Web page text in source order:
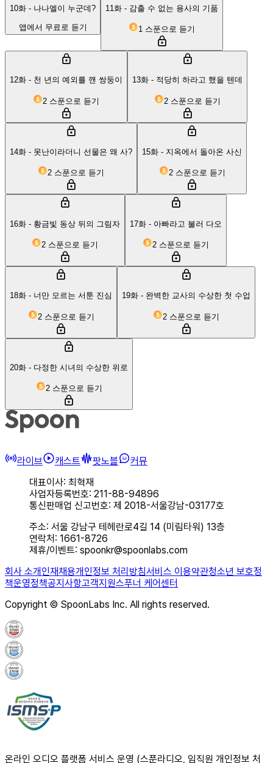
10화 - 나나엘이 누군데?
앱에서 무료로 듣기
11화 - 감출 수 없는 용사의 기품
1 스푼으로 듣기
12화 - 천 년의 예외를 깬 쌍둥이
2 스푼으로 듣기
13화 - 적당히 하라고 했을 텐데
2 스푼으로 듣기
14화 - 못난이라더니 선물은 왜 사?
2 스푼으로 듣기
15화 - 지옥에서 돌아온 사신
2 스푼으로 듣기
16화 - 황금빛 동상 뒤의 그림자
2 스푼으로 듣기
17화 - 아빠라고 불러 다오
2 스푼으로 듣기
18화 - 너만 모르는 서툰 진심
2 스푼으로 듣기
19화 - 완벽한 교사의 수상한 첫 수업
2 스푼으로 듣기
20화 - 다정한 시녀의 수상한 위로
2 스푼으로 듣기
라이브 캐스트 팟노블
커뮤
대표이사: 최혁재
사업자등록번호: 211-88-94896
통신판매업 신고번호: 제 2018-서울강남-03177호
주소: 서울 강남구 테헤란로4길 14 (미림타워) 13층
연락처: 1661-8726
제휴/이벤트: spoonkr@spoonlabs.com
회사 소개 인재채용개인정보 처리방침서비스 이용약관청소년 보호정
책운영정책공지사항고객지원스푸너 케어센터
Copyright © SpoonLabs Inc. All rights reserved.
온라인 오디오 플랫폼 서비스 운영 (스푼라디오, 임직원 개인정보 처